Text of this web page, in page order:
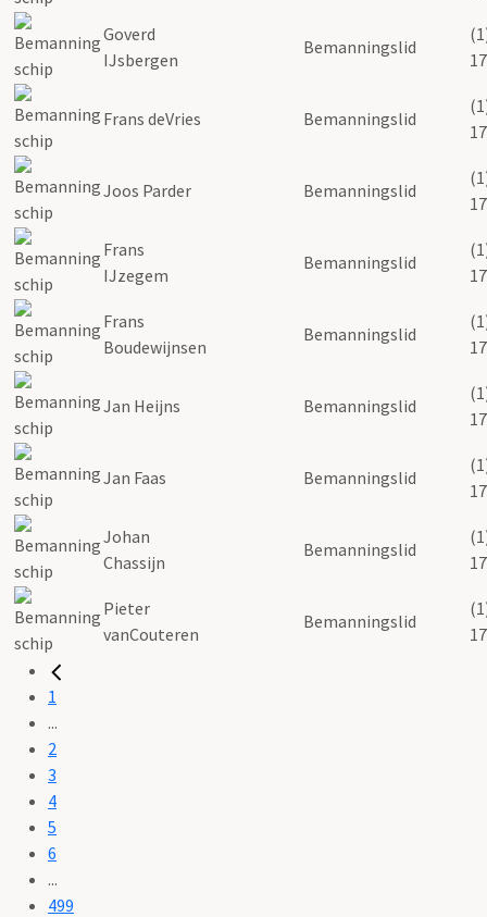
Goverd
IJsbergen
Bemanningslid
Frans deVries Bemanningslid
Joos Parder Bemanningslid
Frans
IJzegem
Bemanningslid
Frans
Boudewijnsen
Bemanningslid
Jan Heijns Bemanningslid
Jan Faas Bemanningslid
Johan
Chassijn
Bemanningslid
Pieter
vanCouteren
Bemanningslid
1
...
2
3
4
5
6
...
499